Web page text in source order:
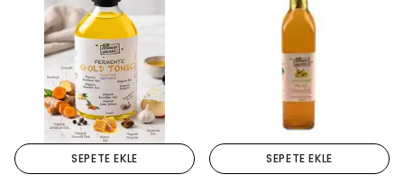
SEPETE EKLE SEPETE EKLE